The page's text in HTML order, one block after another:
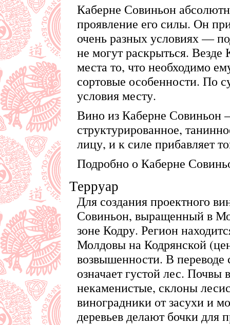
Каберне Совиньон
проявление его силы. Он
очень разных условиях —
не могут раскрыться.
места то, что необходимо
сортовые особенности. По
условия месту.
Вино из Каберне Совиньон
структурированное,
лицу, и к силе прибавляет
Подробно о Каберне
Терруар
Для создания проектного
Совиньон, выращенный в
зоне Кодру. Регион
Молдовы на Кодрянской
возвышенности. В переводе
означает густой лес. Почвы
некаменистые, склоны
виноградники от засухи и
деревьев делают бочки для